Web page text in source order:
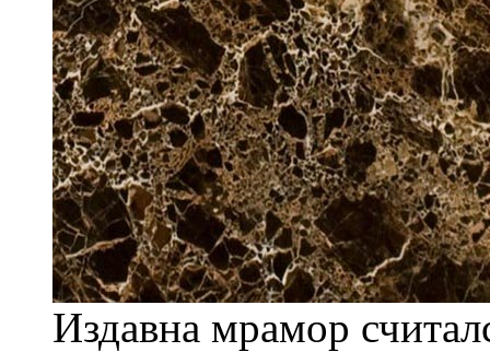
Издавна мрамор